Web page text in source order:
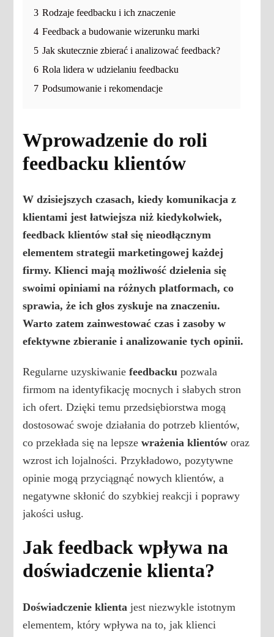
3 Rodzaje feedbacku i ich znaczenie
4 Feedback a budowanie wizerunku marki
5 Jak skutecznie zbierać i analizować feedback?
6 Rola lidera w udzielaniu feedbacku
7 Podsumowanie i rekomendacje
Wprowadzenie do roli
feedbacku klientów
W dzisiejszych czasach, kiedykomunikacja z
klientami jest łatwiejsza niż kiedykolwiek,
feedback klientów stał się nieodłącznym
elementem strategii marketingowej każdej
firmy. Klienci mają możliwość dzielenia się
swoimi opiniami na różnych platformach, co
sprawia, że ich głos zyskuje na znaczeniu.
Warto zatem zainwestować czas i zasoby w
efektywne zbieranie i analizowanie tych opinii.
Regularne uzyskiwaniefeedbacku pozwala
firmom na identyfikację mocnych i słabych stron
ich ofert. Dzięki temu przedsiębiorstwa mogą
dostosować swoje działania do potrzeb klientów,
co przekłada się na lepszewrażenia klientów oraz
wzrost ich lojalności. Przykładowo, pozytywne
opinie mogą przyciągnąć nowych klientów, a
negatywne skłonić do szybkiej reakcji i poprawy
jakości usług.
Jak feedback wpływa na
doświadczenie klienta?
Doświadczenie klienta jest niezwykle istotnym
elementem, który wpływa na to, jak klienci